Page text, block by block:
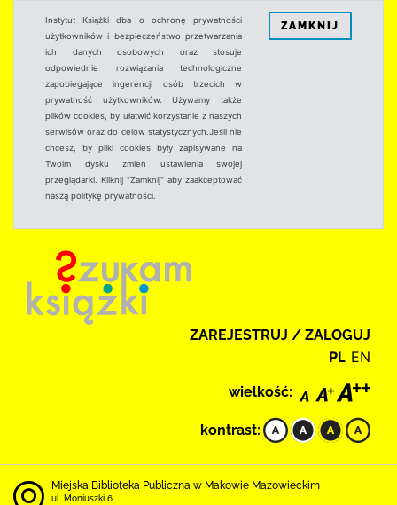
Instytut Książki dba o ochronę prywatności
użytkowników i bezpieczeństwo przetwarzania
ich danych osobowych oraz stosuje
odpowiednie rozwiązania technologiczne
zapobiegające ingerencji osób trzecich w
prywatność użytkowników. Używamy także
plików cookies, by ułatwić korzystanie z naszych
serwisów oraz do celów statystycznych.Jeśli nie
chcesz, by pliki cookies były zapisywane na
Twoim dysku zmień ustawienia swojej
przeglądarki. Kliknij "Zamknij" aby zaakceptować
naszą politykę prywatności.
ZAMKNIJ
ZAREJESTRUJ / ZALOGUJ
PL EN
wielkość:
kontrast:
Miejska Biblioteka Publiczna w Makowie Mazowieckim
ul. Moniuszki 6